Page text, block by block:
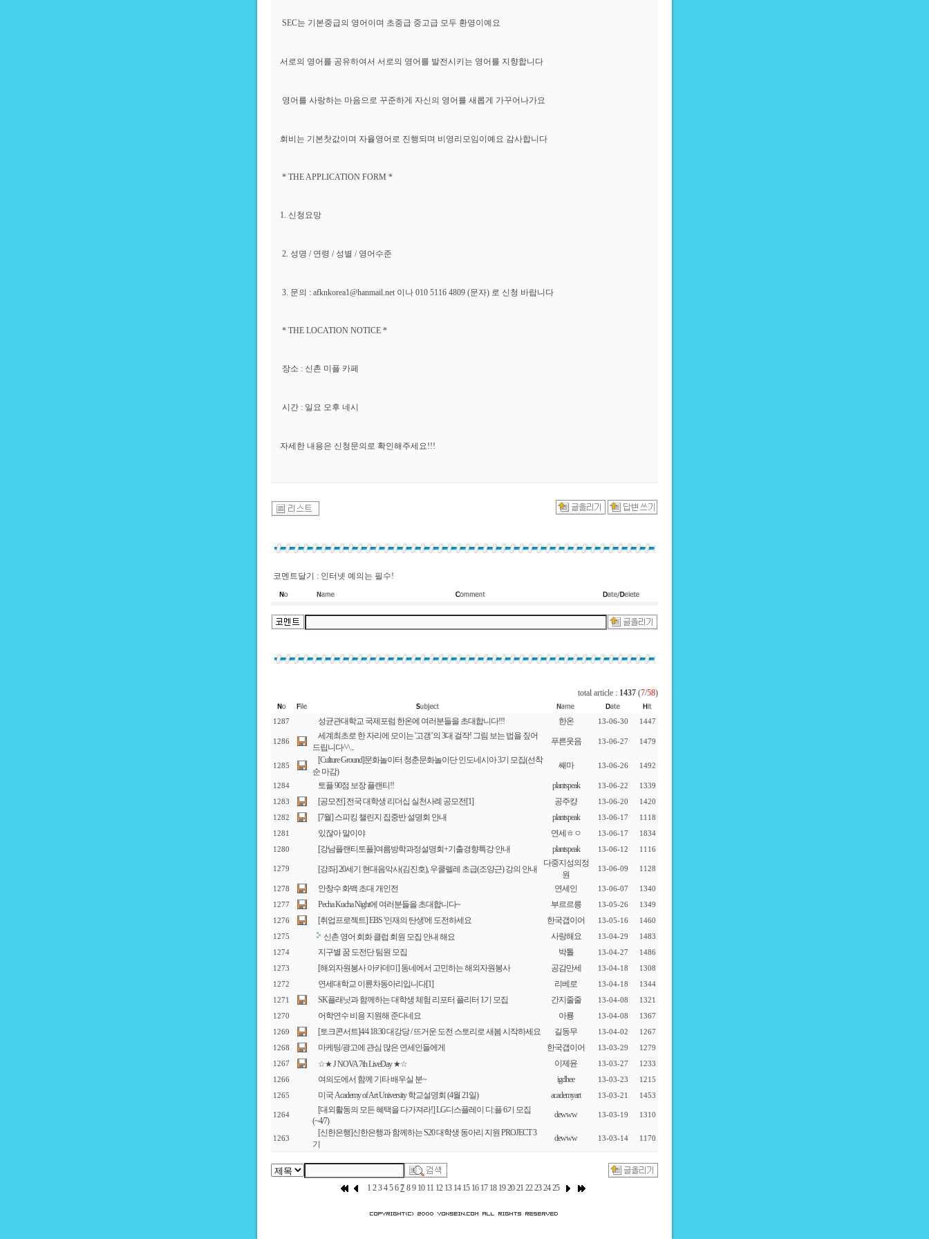
SEC는 기본중급의 영어이며 초중급 중고급 모두 환영이예요
서로의 영어를 공유하여서 서로의 영어를 발전시키는 영어를 지향합니다
영어를 사랑하는 마음으로 꾸준하게 자신의 영어를 새롭게 가꾸어나가요
회비는 기본찻값이며 자율영어로 진행되며 비영리모임이예요 감사합니다
* THE APPLICATION FORM *
1. 신청요망
2. 성명 / 연령 / 성별 / 영어수준
3. 문의 : afknkorea1@hanmail.net 이나 010 5116 4809 (문자) 로 신청 바랍니다
* THE LOCATION NOTICE *
장소 : 신촌 미플 카페
시간 : 일요 오후 네시
자세한 내용은 신청문의로 확인해주세요!!!
코멘트달기 : 인터넷 예의는 필수!
total article : 1437 (7/58)
1287 성균관대학교 국제포럼 한온에 여러분들을 초대합니다!!! 한온 13-06-30 1447
1286
세계최초로 한 자리에 모이는 '고갱’의 3대 걸작! 그림 보는 법을 짚어
드립니다^^...
푸른웃음 13-06-27 1479
1285
[Culture Ground]문화놀이터 청춘문화놀이단 인도네시아 3기 모집(선착
순 마감)
쌔마 13-06-26 1492
1284 토플 90점 보장 플랜티!! plantspeak 13-06-22 1339
1283 [공모전] 전국 대학생 리더십 실천사례 공모전 [1] 공주컁 13-06-20 1420
1282 [7월] 스피킹 챌린지 집중반 설명회 안내 plantspeak 13-06-17 1118
1281 있잖아 말이야 연세ㅎㅇ 13-06-17 1834
1280 [강남플랜티토플]여름방학과정설명회+기출경향특강 안내 plantspeak 13-06-12 1116
1279 [강좌] 20세기 현대음악사(김진호), 우쿨렐레 초급(조양근) 강의 안내
다중지성의정
원
13-06-09 1128
1278 안창수 화백 초대 개인전 연세인 13-06-07 1340
1277 Pecha Kucha Night에 여러분들을 초대합니다~ 부르르릉 13-05-26 1349
1276 [취업프로젝트] EBS '인재의 탄생'에 도전하세요 한국갭이어 13-05-16 1460
1275 신촌 영어 회화 클럽 회원 모집 안내 해요 사랑해요 13-04-29 1483
1274 지구별 꿈 도전단 팀원 모집 박톨 13-04-27 1486
1273 [해외자원봉사 아카데미] 동네에서 고민하는 해외자원봉사 공감만세 13-04-18 1308
1272 연세대학교 이륜차동아리입니다[1] 리베로 13-04-18 1344
1271 SK플래닛과 함께하는 대학생 체험 리포터 플리터 1기 모집 간지줄줄 13-04-08 1321
1270 어학연수 비용 지원해 준다네요 아룡 13-04-08 1367
1269 [토크콘서트]4/4 18:30 대강당 / 뜨거운 도전 스토리로 새봄 시작하세요 길동무 13-04-02 1267
1268 마케팅/광고에 관심 많은 연세인들에게 한국갭이어 13-03-29 1279
1267 ☆★ J NOVA 7th LiveDay ★☆ 이제윤 13-03-27 1233
1266 여의도에서 함께 기타 배우실 분~ igdhee 13-03-23 1215
1265 미국 Academy of Art University 학교설명회 (4월 21일) academyart 13-03-21 1453
1264
[대외활동의 모든 혜택을 다가져라!] LG디스플레이 디:플 6기 모집
(~4/7)
dewww 13-03-19 1310
1263
[신한은행]신한은행과 함께하는 S20 대학생 동아리 지원 PROJECT 3
기
dewww 13-03-14 1170
1 2 3 4 5 6 7 8 9 10 11 12 13 14 15 16 17 18 19 20 21 22 23 24 25